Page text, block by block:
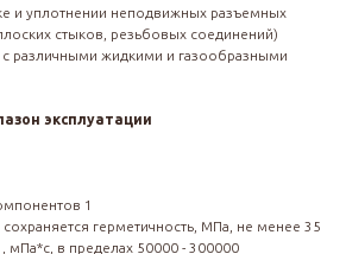
и уплотнении неподвижных разъемных
стыков, резьбовых соединений)
с различными жидкими и газообразными
эксплуатации
1
герметичность, МПа, не менее 35
мПа*с, в пределах 50000 - 300000